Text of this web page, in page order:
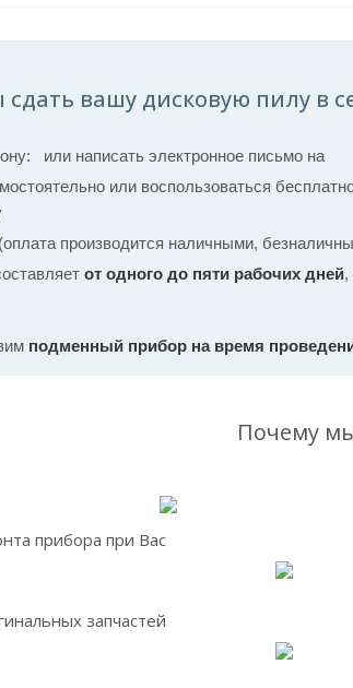
сдать вашу дисковую пилу в
или написать электронное письмо на
или воспользоваться
производится наличными,
от одного до пяти рабочих дней,
подменный прибор на время
Почему
прибора при Вас
запчастей